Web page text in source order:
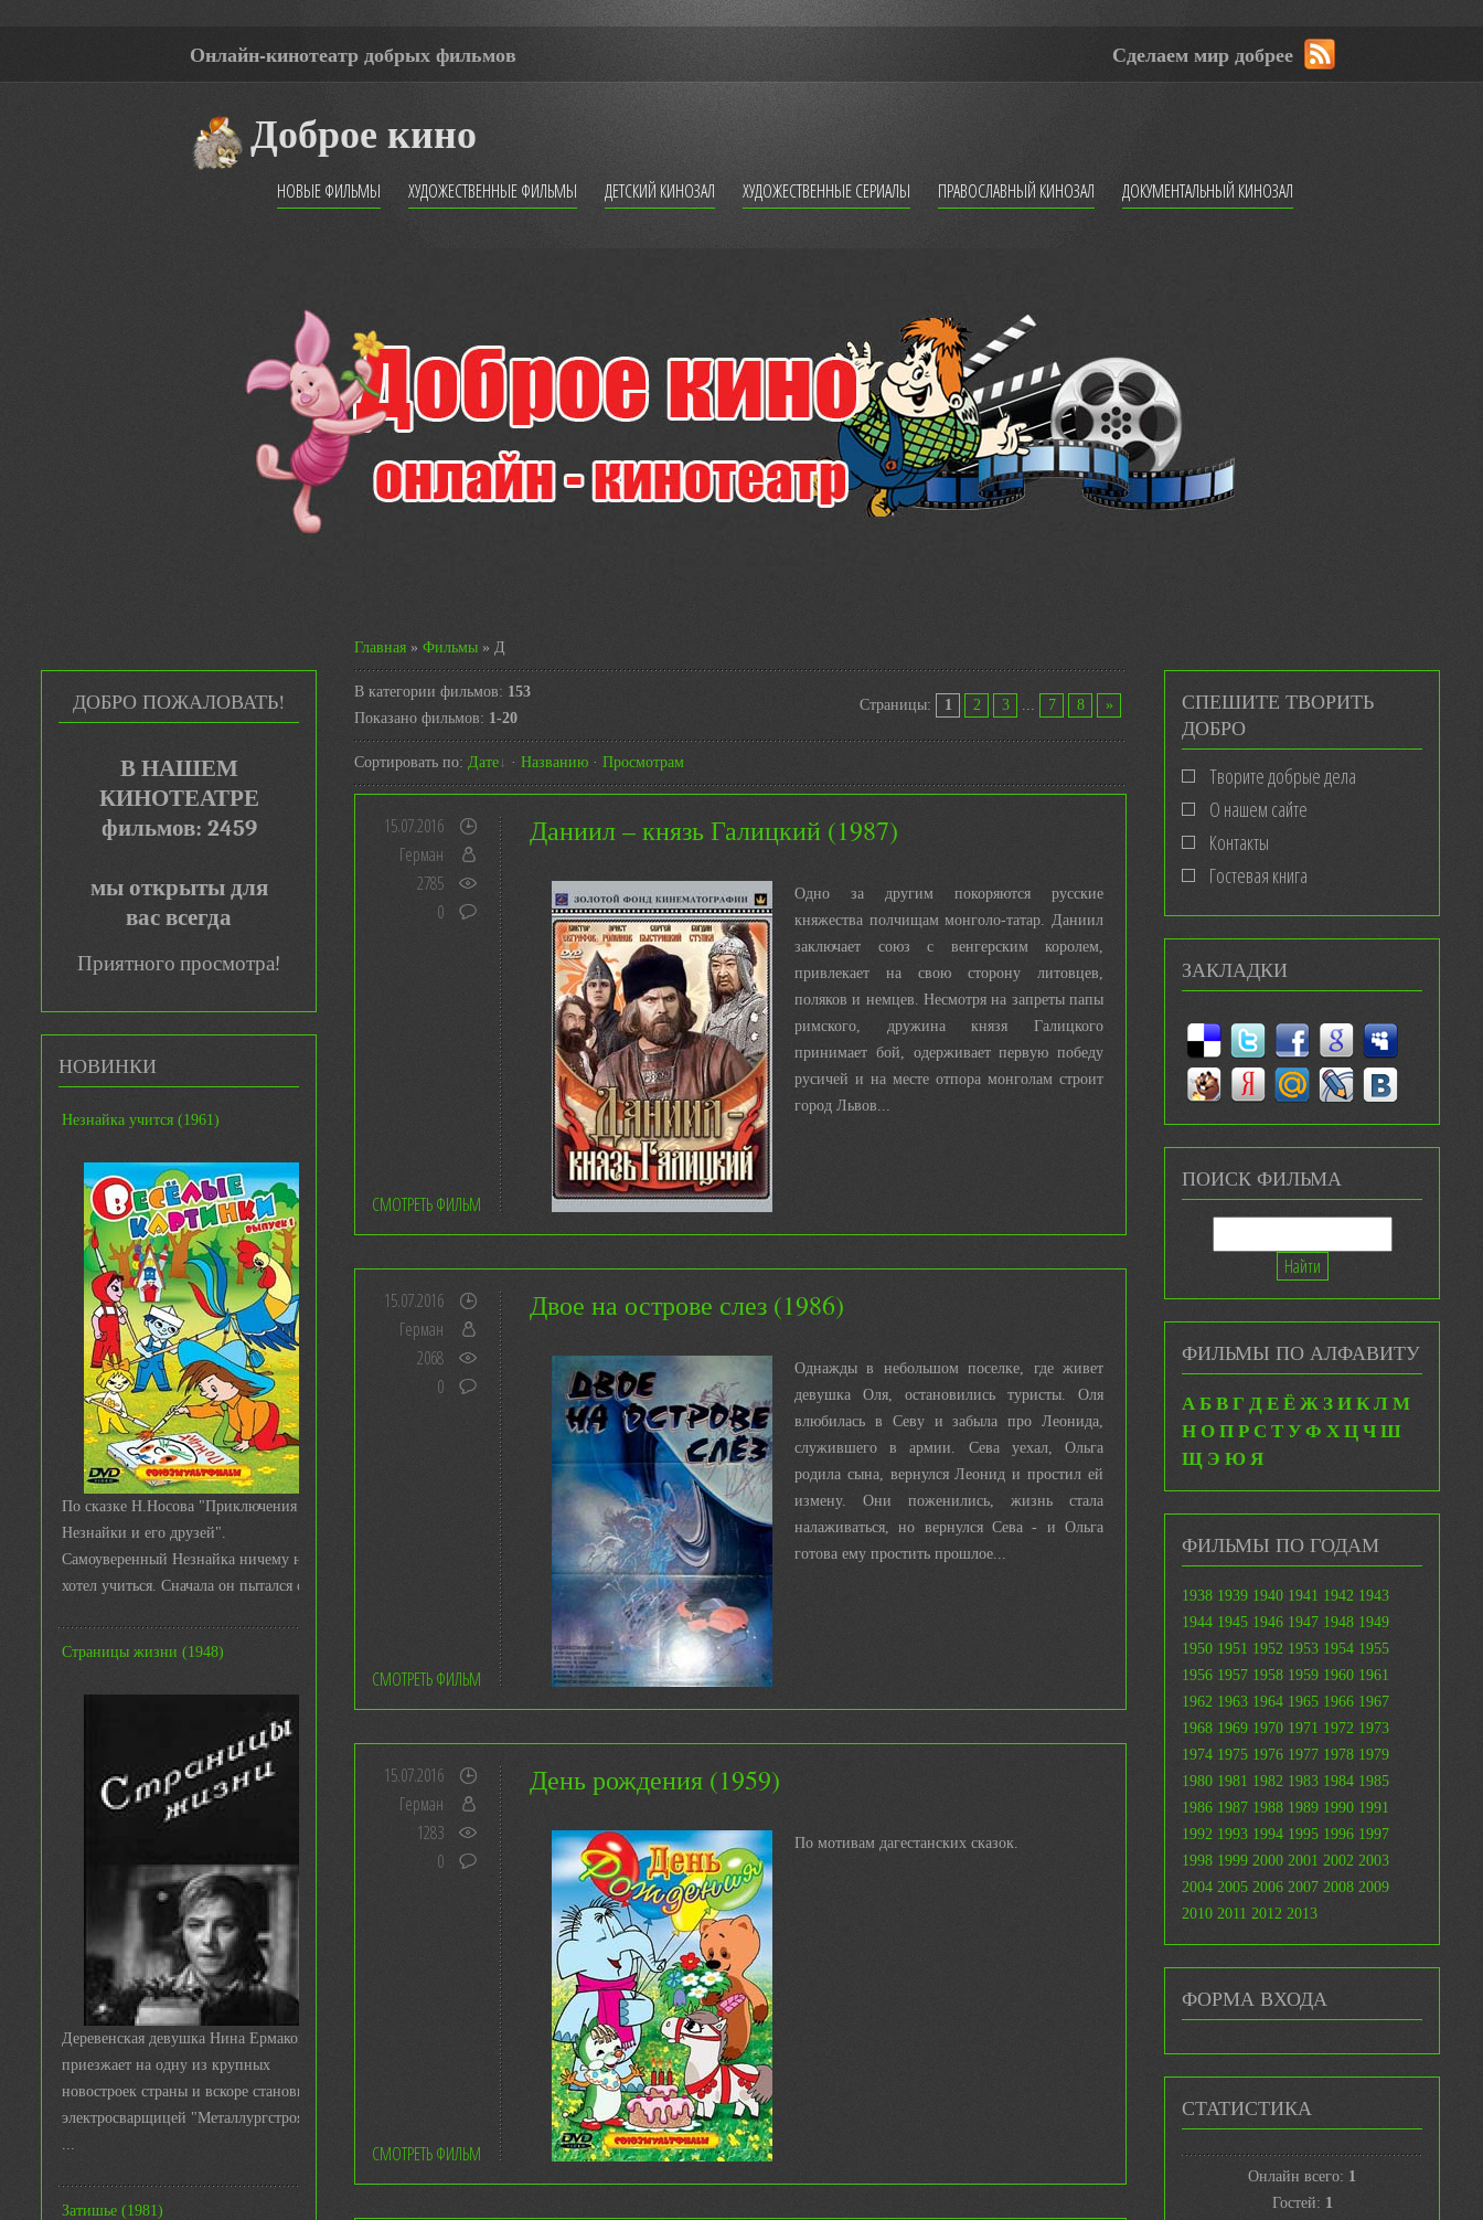
Онлайн-кинотеатр добрых фильмов Сделаем мир добрее
Доброе кино
НОВЫЕ ФИЛЬМЫ ХУДОЖЕСТВЕННЫЕ ФИЛЬМЫ ДЕТСКИЙ КИНОЗАЛ ХУДОЖЕСТВЕННЫЕ СЕРИАЛЫ ПРАВОСЛАВНЫЙ КИНОЗАЛ ДОКУМЕНТАЛЬНЫЙ КИНОЗАЛ
ДОБРО ПОЖАЛОВАТЬ!
В НАШЕМ
КИНОТЕАТРЕ
фильмов: 2459
мы открыты для
вас всегда
Приятного просмотра!
НОВИНКИ
Незнайка учится (1961)
По сказке Н.Носова "Приключения
Незнайки и его друзей".
Самоуверенный Незнайка ничему не
хотел учиться. Сначала он пытался с ...
Страницы жизни (1948)
Деревенская девушка Нина Ермакова
приезжает на одну из крупных
новостроек страны и вскоре становится
электросварщицей "Металлургстроя&q
...
Затишье (1981)
Главная » Фильмы » Д
В категории фильмов: 153
Показано фильмов: 1-20
Страницы: 1 2 3 ... 7 8 »
Сортировать по: Дате · Названию · Просмотрам
Даниил – князь Галицкий (1987)
Одно за другим покоряются русские
княжества полчищам монголо-татар. Даниил
заключает союз с венгерским королем,
привлекает на свою сторону литовцев,
поляков и немцев. Несмотря на запреты папы
римского, дружина князя Галицкого
принимает бой, одерживает первую победу
русичей и на месте отпора монголам строит
город Львов...
15.07.2016
Герман
2785
0
СМОТРЕТЬ ФИЛЬМ
Двое на острове слез (1986)
Однажды в небольшом поселке, где живет
девушка Оля, остановились туристы. Оля
влюбилась в Севу и забыла про Леонида,
служившего в армии. Сева уехал, Ольга
родила сына, вернулся Леонид и простил ей
измену. Они поженились, жизнь стала
налаживаться, но вернулся Сева - и Ольга
готова ему простить прошлое...
15.07.2016
Герман
2068
0
СМОТРЕТЬ ФИЛЬМ
День рождения (1959)
По мотивам дагестанских сказок.
15.07.2016
Герман
1283
0
СМОТРЕТЬ ФИЛЬМ
СПЕШИТЕ ТВОРИТЬ
ДОБРО
Творите добрые дела
О нашем сайте
Контакты
Гостевая книга
ЗАКЛАДКИ
ПОИСК ФИЛЬМА
ФИЛЬМЫ ПО АЛФАВИТУ
А Б В Г Д Е Ё Ж З И К Л М
Н О П Р С Т У Ф Х Ц Ч Ш
Щ Э Ю Я
ФИЛЬМЫ ПО ГОДАМ
1938 1939 1940 1941 1942 1943
1944 1945 1946 1947 1948 1949
1950 1951 1952 1953 1954 1955
1956 1957 1958 1959 1960 1961
1962 1963 1964 1965 1966 1967
1968 1969 1970 1971 1972 1973
1974 1975 1976 1977 1978 1979
1980 1981 1982 1983 1984 1985
1986 1987 1988 1989 1990 1991
1992 1993 1994 1995 1996 1997
1998 1999 2000 2001 2002 2003
2004 2005 2006 2007 2008 2009
2010 2011 2012 2013
ФОРМА ВХОДА
СТАТИСТИКА
Онлайн всего: 1
Гостей: 1